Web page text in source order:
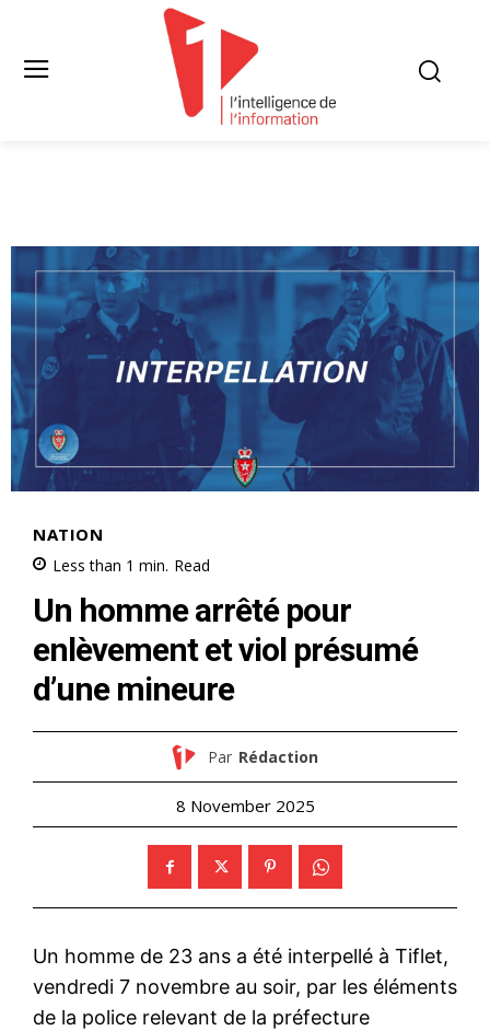
NATION
Less than 1 min. Read
Un homme arrêté pour
enlèvement et viol présumé
d’une mineure
Par Rédaction
8 November 2025
Un homme de 23 ans a été interpellé à Tiflet,
vendredi 7 novembre au soir, par les éléments
de la police relevant de la préfecture